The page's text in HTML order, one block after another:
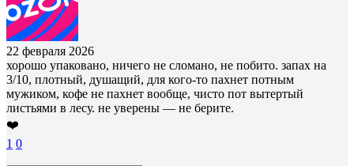
22 февраля 2026
хорошо упаковано, ничего не сломано, не побито. запах на
3/10, плотный, душащий, для кого-то пахнет потным
мужиком, кофе не пахнет вообще, чисто пот вытертый
листьями в лесу. не уверены — не берите.
❤️
1 0